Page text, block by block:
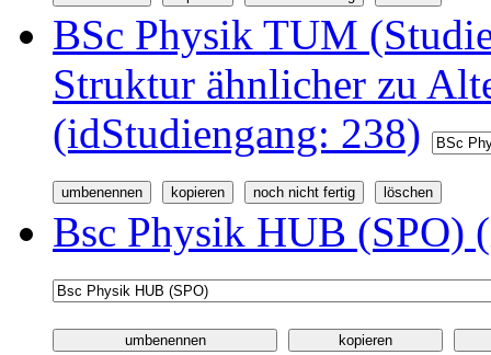
BSc Physik TUM
Struktur ähnlicher zu
(idStudiengang: 238)
Bsc Physik HUB (SPO)